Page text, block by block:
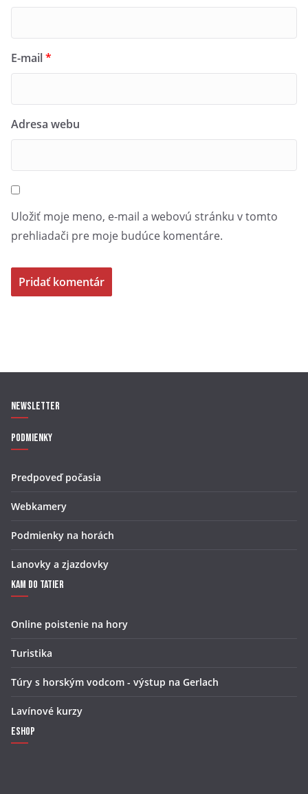
E-mail*
Adresa webu
Uložiť moje meno, e-mail a webovú stránku v tomto
prehliadači pre moje budúce komentáre.
Newsletter
Podmienky
Predpoveď počasia
Webkamery
Podmienky na horách
Lanovky a zjazdovky
Kam do Tatier
Online poistenie na hory
Turistika
Túry s horským vodcom - výstup na Gerlach
Lavínové kurzy
Eshop